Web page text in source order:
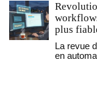
plus
La revue
en